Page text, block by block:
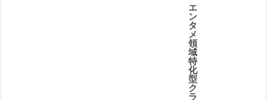
エ
ン
タ
メ
領
域
特
化
型
ク
ラ